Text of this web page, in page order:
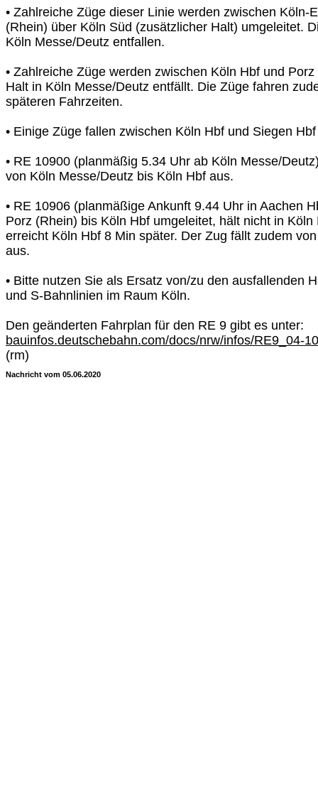
• Zahlreiche Züge dieser Linie werden zwischen Köln-
(Rhein) über Köln Süd (zusätzlicher Halt) umgeleitet.
Köln Messe/Deutz entfallen.
• Zahlreiche Züge werden zwischen Köln Hbf und
Halt in Köln Messe/Deutz entfällt. Die Züge fahren
späteren Fahrzeiten.
• Einige Züge fallen zwischen Köln Hbf und Siegen
• RE 10900 (planmäßig 5.34 Uhr ab Köln Messe/
von Köln Messe/Deutz bis Köln Hbf aus.
• RE 10906 (planmäßige Ankunft 9.44 Uhr in Aachen
Porz (Rhein) bis Köln Hbf umgeleitet, hält nicht in Köln
erreicht Köln Hbf 8 Min später. Der Zug fällt zudem
aus.
• Bitte nutzen Sie als Ersatz von/zu den ausfallenden
und S-Bahnlinien im Raum Köln.
Den geänderten Fahrplan für den RE 9 gibt es unter:
bauinfos.deutschebahn.com/docs/nrw/infos/RE9_04-
(rm)
Nachricht vom 05.06.2020